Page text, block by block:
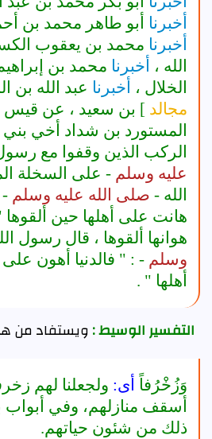
أخبرنا أبو طاهر محمد بن
أخبرنا محمد بن يعقوب
الله ، أخبرنا محمد بن
الخلال ، أخبرنا عبد الله بن
مجالد ] بن سعيد ، عن قيس
المستورد بن شداد أخي
الركب الذين وقفوا مع
عليه وسلم - على السخلة
الله - صلى الله عليه وسلم
هانت على أهلها حين ألقوها
هوانها ألقوها ، قال رسول
وسلم - : " فالدنيا أهون
أهلها " .
التفسير الوسيط :ويستفاد من
وَزُخْرُفاً أى: ولجعلنا لهم
أسقف منازلهم، وفي أبواب
ذلك من شئون حياتهم.